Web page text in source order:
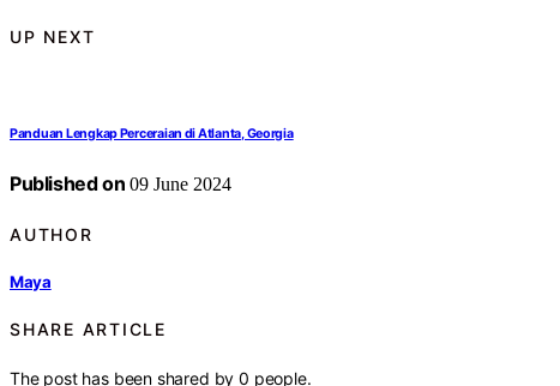
UP NEXT
Panduan Lengkap Perceraian di Atlanta, Georgia
Published on 09 June 2024
AUTHOR
Maya
SHARE ARTICLE
The post has been shared by0 people.